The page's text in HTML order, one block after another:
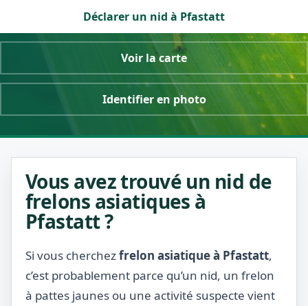
Déclarer un nid à Pfastatt
Voir la carte
Identifier en photo
Vous avez trouvé un nid de
frelons asiatiques à
Pfastatt ?
Si vous cherchezfrelon asiatique à Pfastatt,
c’est probablement parce qu’un nid, un frelon
à pattes jaunes ou une activité suspecte vient